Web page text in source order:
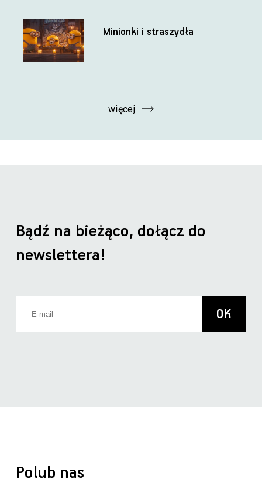
Minionki i straszydła
więcej
Polub nas
Bądź na bieżąco, dołącz do
newslettera!